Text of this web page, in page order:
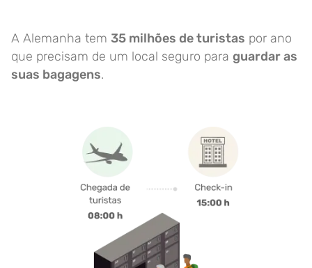
A Alemanha tem 35 milhões de turistas por ano
que precisam de um local seguro para guardar as
suas bagagens.